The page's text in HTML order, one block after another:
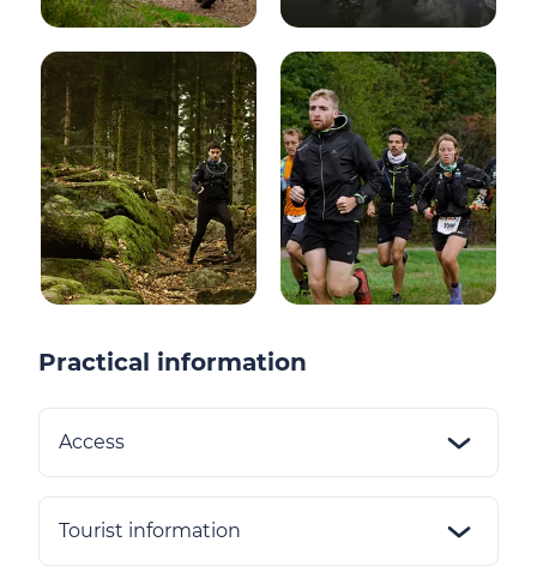
Practical information
Access
Tourist information